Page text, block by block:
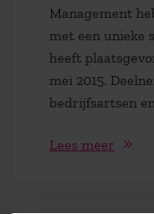
Management
met een unieke
heeft
mei 2015.
bedrijfsartsen
Lees meer